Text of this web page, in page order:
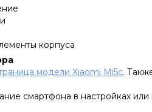
корпуса
модели Xiaomi Mi5c.
смартфона в настройках